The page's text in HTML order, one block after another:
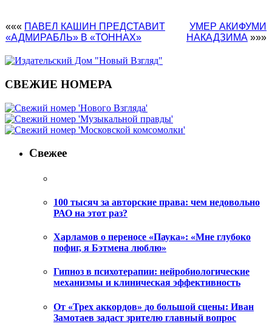
««« ПАВЕЛ КАШИН ПРЕДСТАВИТ
«АДМИРАБЛЬ» В «ТОННАХ»
УМЕР АКИФУМИ
НАКАДЗИМА »»»
СВЕЖИЕ НОМЕРА
Свежее
100 тысяч за авторские права: чем недовольно
РАО на этот раз?
Харламов о переносе «Паука»: «Мне глубоко
пофиг, я Бэтмена люблю»
Гипноз в психотерапии: нейробиологические
механизмы и клиническая эффективность
От «Трех аккордов» до большой сцены: Иван
Замотаев задаст зрителю главный вопрос